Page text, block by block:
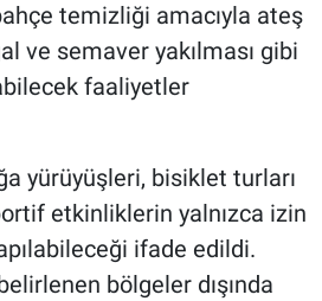
temizliği amacıyla ateş
ve semaver yakılması gibi
faaliyetler
yürüyüşleri, bisiklet turları
etkinliklerin yalnızca izin
ifade edildi.
bölgeler dışında